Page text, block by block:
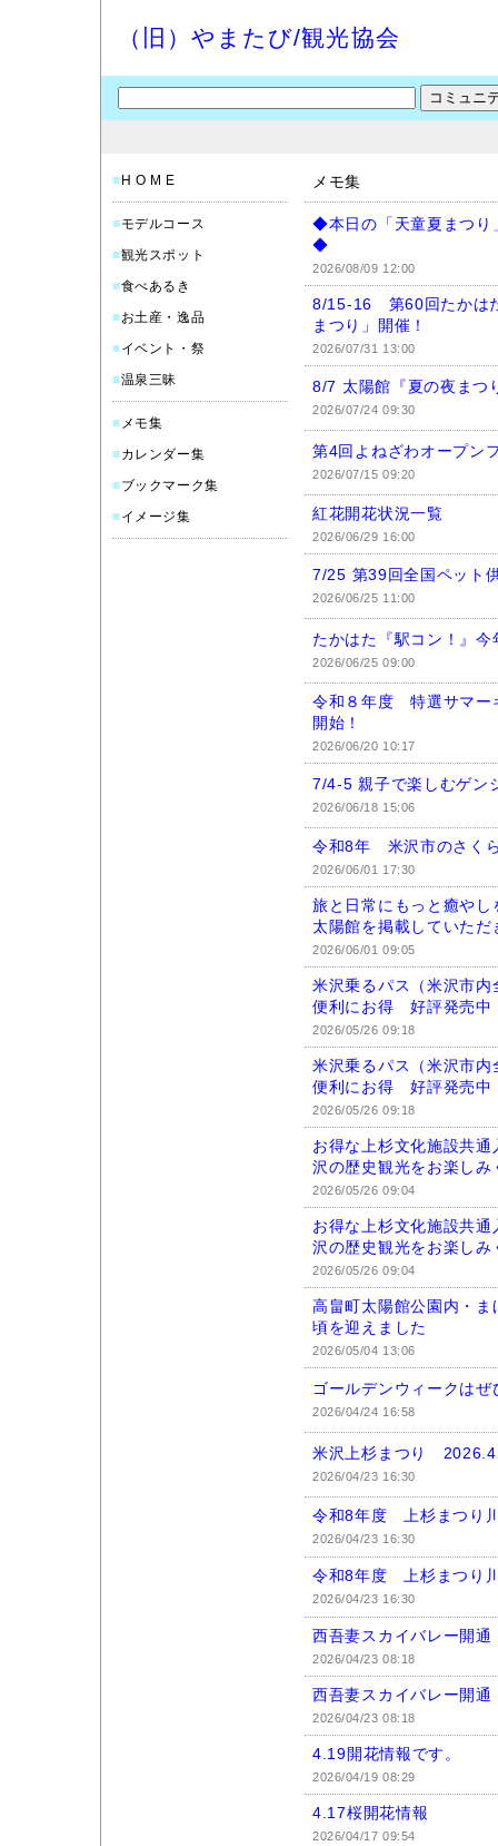
（旧）やまたび/観光協会
■ H O M E
■モデルコース
■観光スポット
■食べあるき
■お土産・逸品
■イベント・祭
■温泉三昧
■ メモ集
■カレンダー集
■ブックマーク集
■イメージ集
メモ集
◆本日の「天童夏まつり
◆
2026/08/09 12:00
8/15-16 第60回たかは
まつり」開催！
2026/07/31 13:00
8/7 太陽館『夏の夜ま
2026/07/24 09:30
第4回よねざわオープン
2026/07/15 09:20
紅花開花状況一覧
2026/06/29 16:00
7/25 第39回全国ペット
2026/06/25 11:00
たかはた『駅コン！』今
2026/06/25 09:00
令和８年度 特選サマー
開始！
2026/06/20 10:17
7/4-5 親子で楽しむゲン
2026/06/18 15:06
令和8年 米沢市のさく
2026/06/01 17:30
旅と日常にもっと癒や
太陽館を掲載していただ
2026/06/01 09:05
米沢乗るパス（米沢市
便利にお得 好評発売中
2026/05/26 09:18
米沢乗るパス（米沢市
便利にお得 好評発売中
2026/05/26 09:18
お得な上杉文化施設共
沢の歴史観光をお楽しみ
2026/05/26 09:04
お得な上杉文化施設共
沢の歴史観光をお楽しみ
2026/05/26 09:04
高畠町太陽館公園内・
頃を迎えました
2026/05/04 13:06
ゴールデンウィークはぜ
2026/04/24 16:58
米沢上杉まつり
2026/04/23 16:30
令和8年度 上杉まつり
2026/04/23 16:30
令和8年度 上杉まつり
2026/04/23 16:30
西吾妻スカイバレー開
2026/04/23 08:18
西吾妻スカイバレー開
2026/04/23 08:18
4.19開花情報です。
2026/04/19 08:29
4.17桜開花情報
2026/04/17 09:54